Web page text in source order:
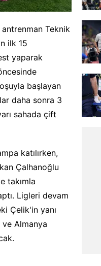
Teknik
ilk 15
yaparak
başlayan
daha sonra 3
sahada çift
katılırken,
Çalhanoğlu
takımla
Ligleri devam
Çelik'in yanı
ve Almanya